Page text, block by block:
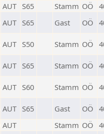
AUT S65 Stamm OÖ
AUT S65 Gast OÖ
AUT S50 Stamm OÖ
AUT S65 Stamm OÖ
AUT S60 Stamm OÖ
AUT S65 Gast OÖ
AUT Stamm OÖ